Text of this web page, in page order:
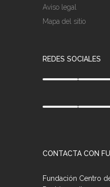
Aviso legal
Mapa del sitio
REDES SOCIALES
CONTACTA CON
Fundación Centro